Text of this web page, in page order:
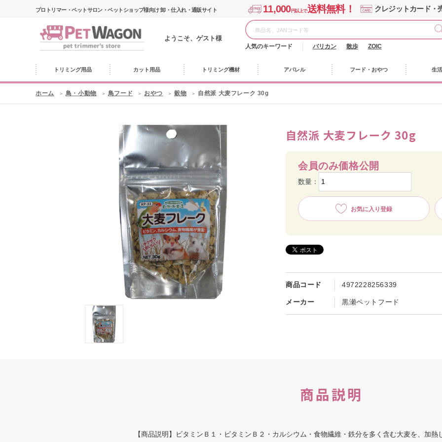
プロトリマー・ペットサロン・ペットショップ様向け 卸・仕入れ・通販サイト 11,000円以上で送料無料！ クレジットカード・
ようこそ、ゲスト様
人気のキーワード バリカン 散歩 ZOIC
トリミング用品 カット用品 トリミング機材 アパレル フード・おやつ 生
ホーム 鳥・小動物 鳥フード おやつ 穀物 自然派 大麦フレーク 30g
自然派 大麦フレーク 30g
商品コード 4972228256339
メーカー 黒瀬ペットフード
会員のみ価格公開
数量：
お気に入り登録
商品説明
【商品説明】ビタミンＢ１・ビタミンＢ２・カルシウム・食物繊維・鉄分を多く含む大麦を、加熱